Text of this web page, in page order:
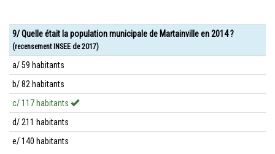
9/ Quelle était la population municipale de Martainville en 2014 ?
(recensement INSEE de 2017)
a/ 59 habitants
b/ 82 habitants
c/ 117 habitants
d/ 211 habitants
e/ 140 habitants